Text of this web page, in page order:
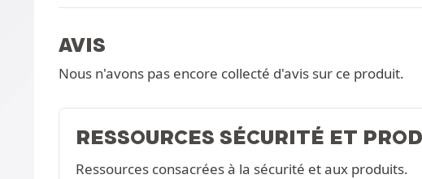
AVIS
Nous n'avons pas encore collecté d'avis sur ce produit.
RESSOURCES SÉCURITÉ ET
Ressources consacrées à la sécurité et aux produits.